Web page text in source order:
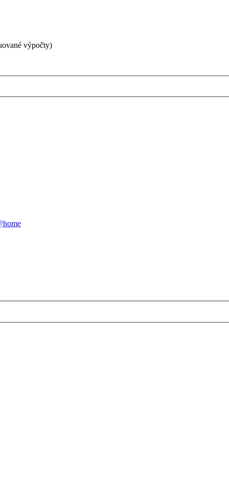
výpočty)